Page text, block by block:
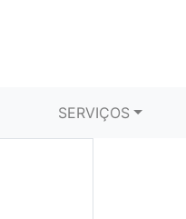
SERVIÇOS